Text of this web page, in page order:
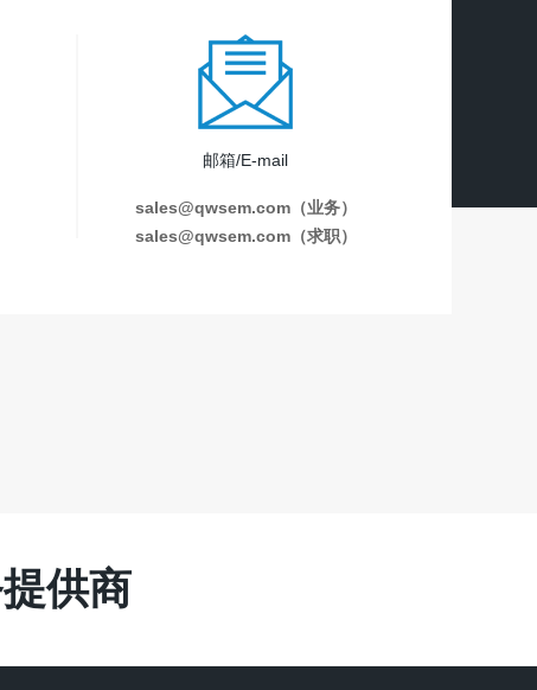
邮箱/E-mail
sales@qwsem.com（业务）
sales@qwsem.com（求职）
供商